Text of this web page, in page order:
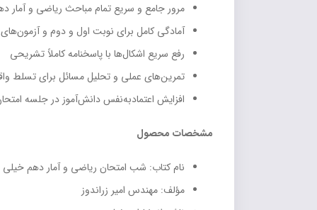
مرور جامع و سریع تمام مباحث ریاضی و آمار
آمادگی کامل برای نوبت اول و دوم و
رفع سریع اشکال‌ها با پاسخنامه کاملاً تشریحی
تمرین‌های عملی و تحلیل مسائل برای تسلط
افزایش اعتمادبه‌نفس دانش‌آموز در جلسه
مشخصات محصول
نام کتاب: شب امتحان ریاضی و آمار دهم خیلی
مؤلف: مهندس امیر زراندوز